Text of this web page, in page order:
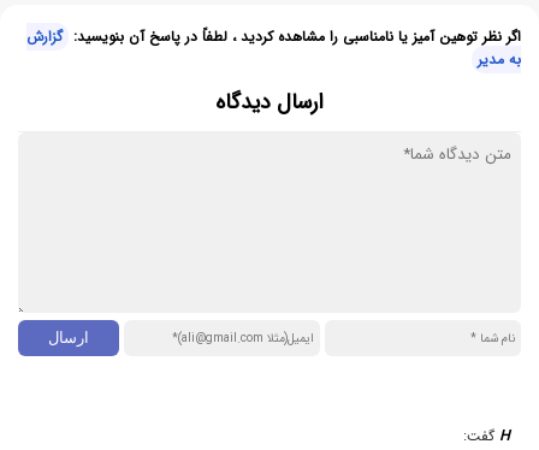
اگر نظر توهین آمیز یا نامناسبی را مشاهده کردید ، لطفاً در پاسخ آن بنویسید: گزارش
به مدیر
ارسال دیدگاه
H گفت: